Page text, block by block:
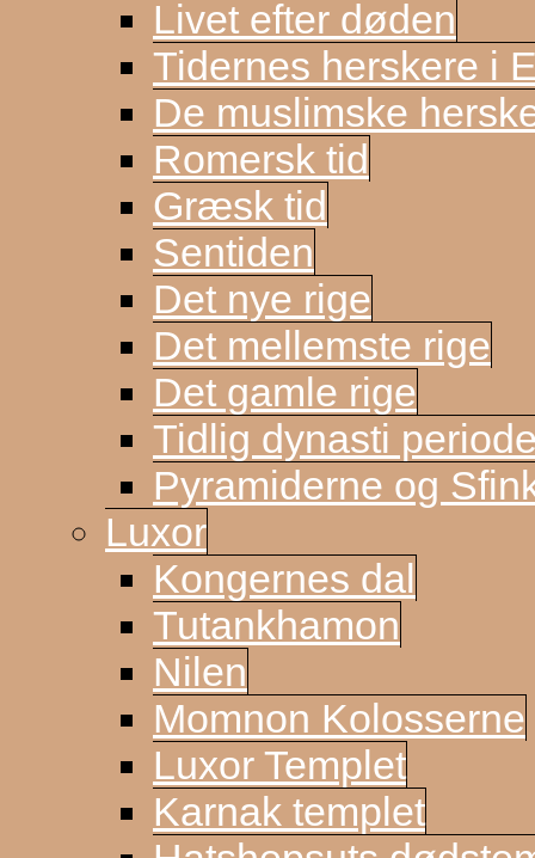
Livet efter døden
Tidernes herskere i
De muslimske
Romersk tid
Græsk tid
Sentiden
Det nye rige
Det mellemste rige
Det gamle rige
Tidlig dynasti
Pyramiderne og
Luxor
Kongernes dal
Tutankhamon
Nilen
Momnon Kolosserne
Luxor Templet
Karnak templet